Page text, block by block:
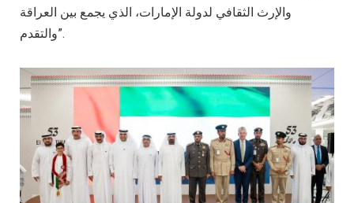
والإرث الثقافي لدولة الإمارات، الذي يجمع بين العراقة
والتقدم”.